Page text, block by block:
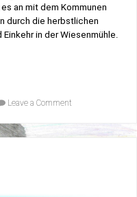
an mit dem Kommunen
durch die herbstlichen
in der Wiesenmühle.
Leave a Comment
Herbsturlaub